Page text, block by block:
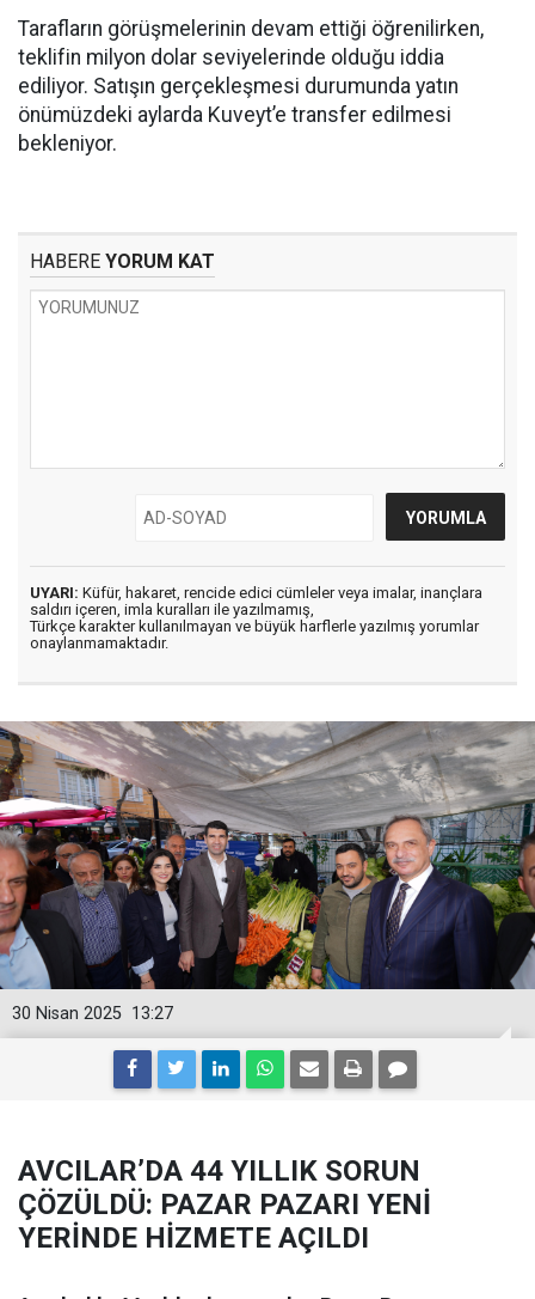
Tarafların görüşmelerinin devam ettiği öğrenilirken,
teklifin milyon dolar seviyelerinde olduğu iddia
ediliyor. Satışın gerçekleşmesi durumunda yatın
önümüzdeki aylarda Kuveyt’e transfer edilmesi
bekleniyor.
HABERE YORUM KAT
UYARI: Küfür, hakaret, rencide edici cümleler veya imalar, inançlara
saldırı içeren, imla kuralları ile yazılmamış,
Türkçe karakter kullanılmayan ve büyük harflerle yazılmış yorumlar
onaylanmamaktadır.
13:27
30 Nisan 2025
AVCILAR’DA 44 YILLIK SORUN
ÇÖZÜLDÜ: PAZAR PAZARI YENİ
YERİNDE HİZMETE AÇILDI